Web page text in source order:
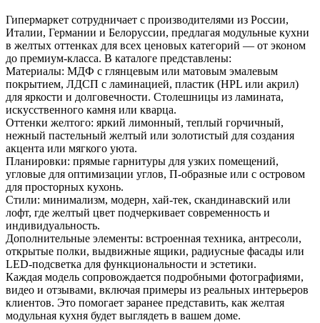
Гипермаркет сотрудничает с производителями из России,
Италии, Германии и Белоруссии, предлагая модульные кухни
в желтых оттенках для всех ценовых категорий — от эконом
до премиум-класса. В каталоге представлены:
Материалы: МДФ с глянцевым или матовым эмалевым
покрытием, ЛДСП с ламинацией, пластик (HPL или акрил)
для яркости и долговечности. Столешницы из ламината,
искусственного камня или кварца.
Оттенки желтого: яркий лимонный, теплый горчичный,
нежный пастельный желтый или золотистый для создания
акцента или мягкого уюта.
Планировки: прямые гарнитуры для узких помещений,
угловые для оптимизации углов, П-образные или с островом
для просторных кухонь.
Стили: минимализм, модерн, хай-тек, скандинавский или
лофт, где желтый цвет подчеркивает современность и
индивидуальность.
Дополнительные элементы: встроенная техника, антресоли,
открытые полки, выдвижные ящики, радиусные фасады или
LED-подсветка для функциональности и эстетики.
Каждая модель сопровождается подробными фотографиями,
видео и отзывами, включая примеры из реальных интерьеров
клиентов. Это помогает заранее представить, как желтая
модульная кухня будет выглядеть в вашем доме.